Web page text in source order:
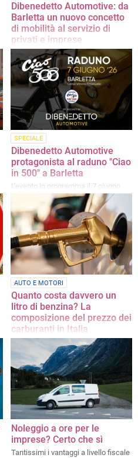
Dibenedetto Automotive: da
Barletta un nuovo concetto
di mobilità al servizio di
privati e imprese
Professionalità, innovazione e
assistenza completa: il modello
vincente di Dibenedetto Automotive
SPECIALE
Dibenedetto Automotive
protagonista al raduno "Ciao
in 500" a Barletta
L'evento in programma il 7 giugno
AUTO E MOTORI
Quanto costa davvero un
litro di benzina? La
composizione del prezzo dei
carburanti in Italia
Un approfondimento a cura di
Dibenedetto Automotive
Noleggio a ore per le
imprese? Certo che sì
Tantissimi i vantaggi a livello fiscale